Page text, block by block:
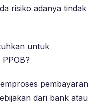
risiko adanya tindak
untuk
pembayaran
dari bank atau